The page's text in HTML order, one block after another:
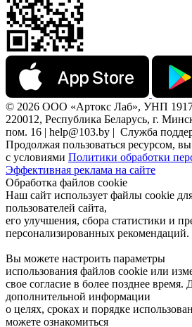
© 2026 ООО «Артокс Лаб», УНП
220012, Республика Беларусь, г.
пом. 16 | help@103.by | Служба
Продолжая пользоваться ресурсом, вы
с условиями Политики обработки
Эффективная реклама на сайте
Обработка файлов cookie
Наш сайт использует файлы cookie
пользователей сайта,
его улучшения, сбора статистики и
персонализированных рекомендаций.
Вы можете настроить параметры
использования файлов cookie или
свое согласие в более позднее время.
дополнительной информации
о целях, сроках и порядке
можете ознакомиться